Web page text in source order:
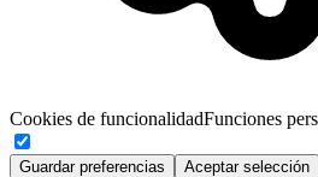
Cookies de funcionalidadFunciones
Guardar preferencias Aceptar selección